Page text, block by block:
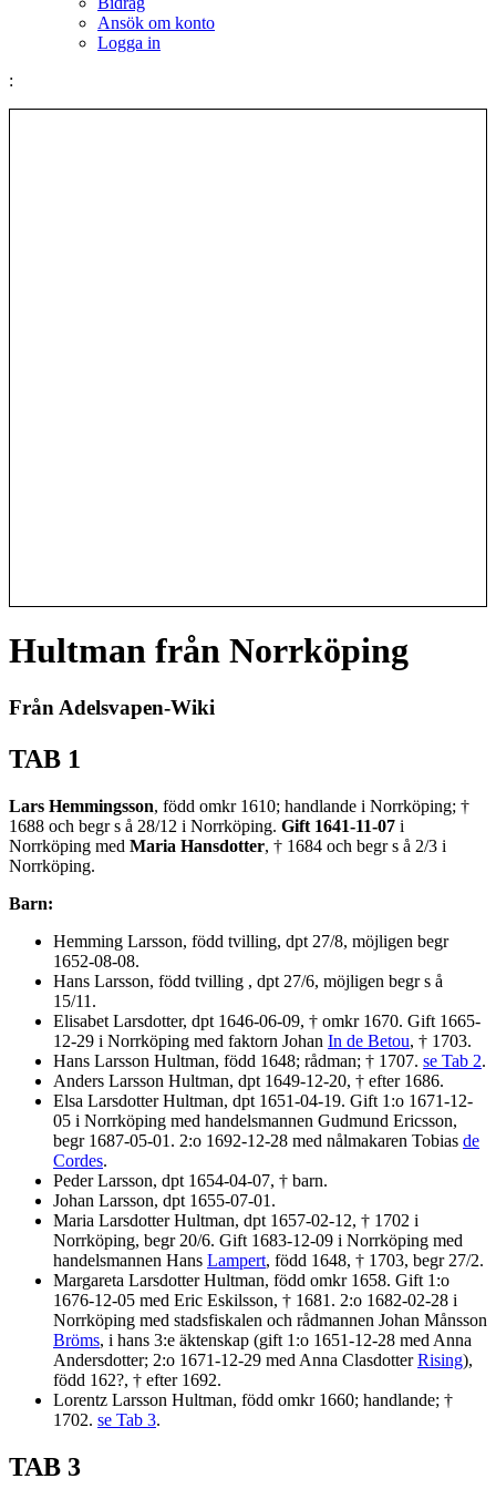
Ansök om konto
Logga in
:
Hultman från Norrköping
Från Adelsvapen-Wiki
TAB 1
Lars Hemmingsson, född omkr 1610; handlande i Norrköping; †
1688 och begr s å 28/12 i Norrköping. Gift 1641-11-07 i
Norrköping med Maria Hansdotter, † 1684 och begr s å 2/3 i
Norrköping.
Barn:
Hemming Larsson, född tvilling, dpt 27/8, möjligen begr
1652-08-08.
Hans Larsson, född tvilling , dpt 27/6, möjligen begr s å
15/11.
Elisabet Larsdotter, dpt 1646-06-09, † omkr 1670. Gift 1665-
12-29 i Norrköping med faktorn Johan In de Betou, † 1703.
Hans Larsson Hultman, född 1648; rådman; † 1707. se Tab 2.
Anders Larsson Hultman, dpt 1649-12-20, † efter 1686.
Elsa Larsdotter Hultman, dpt 1651-04-19. Gift 1:o 1671-12-
05 i Norrköping med handelsmannen Gudmund Ericsson,
begr 1687-05-01. 2:o 1692-12-28 med nålmakaren Tobias de
Cordes.
Peder Larsson, dpt 1654-04-07, † barn.
Johan Larsson, dpt 1655-07-01.
Maria Larsdotter Hultman, dpt 1657-02-12, † 1702 i
Norrköping, begr 20/6. Gift 1683-12-09 i Norrköping med
handelsmannen Hans Lampert, född 1648, † 1703, begr 27/2.
Margareta Larsdotter Hultman, född omkr 1658. Gift 1:o
1676-12-05 med Eric Eskilsson, † 1681. 2:o 1682-02-28 i
Norrköping med stadsfiskalen och rådmannen Johan Månsson
Bröms, i hans 3:e äktenskap (gift 1:o 1651-12-28 med Anna
Andersdotter; 2:o 1671-12-29 med Anna ClasdotterRising),
född 162?, † efter 1692.
Lorentz Larsson Hultman, född omkr 1660; handlande; †
1702. se Tab 3.
TAB 3